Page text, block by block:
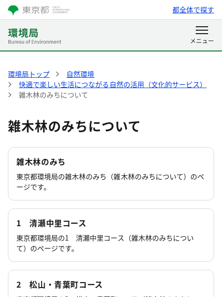
都全体で探す
環境局トップ
自然環境
快適で楽しい生活につながる自然の活用（文化的サービス）
雑木林のみちについて
雑木林のみちについて
雑木林のみち
東京都環境局の雑木林のみち（雑木林のみちについて）のペ
ージです。
1 清瀬中里コース
東京都環境局の1 清瀬中里コース（雑木林のみちについ
て）のページです。
2 松山・青葉町コース